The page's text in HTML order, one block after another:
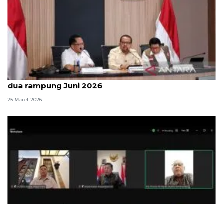
Pemerintah targetkan 101 Sekolah Rakyat tahap
dua rampung Juni 2026
25 Maret 2026